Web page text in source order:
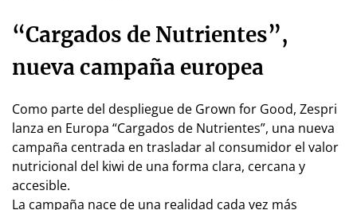
“Cargados de Nutrientes”,
nueva campaña europea
Como parte del despliegue de Grown for Good, Zespri
lanza en Europa “Cargados de Nutrientes”, una nueva
campaña centrada en trasladar al consumidor el valor
nutricional del kiwi de una forma clara, cercana y
accesible.
La campaña nace de una realidad cada vez más